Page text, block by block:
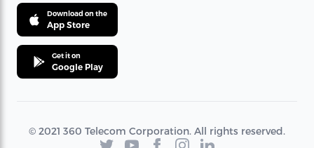
Download on the
App Store
Get it on
Google Play
© 2021 360 Telecom Corporation. All rights reserved.